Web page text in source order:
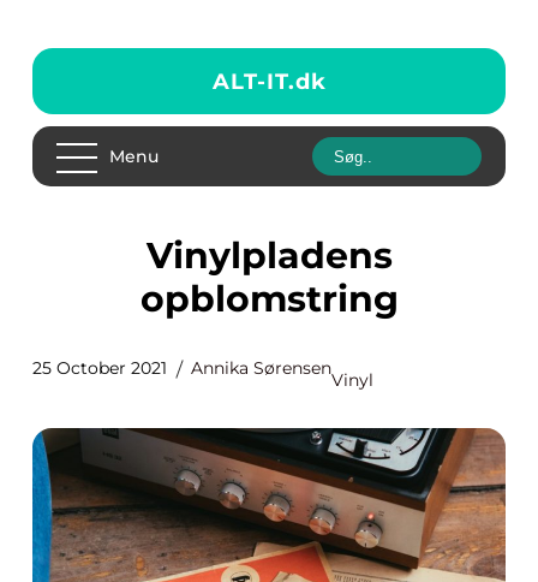
ALT-IT.dk
Menu
Vinylpladens
opblomstring
25 October 2021 Annika Sørensen
Vinyl